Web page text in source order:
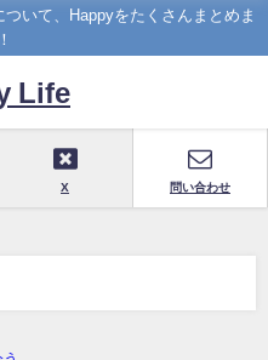
いて、Happyをたくさんまとめま
Life
X 問い合わせ